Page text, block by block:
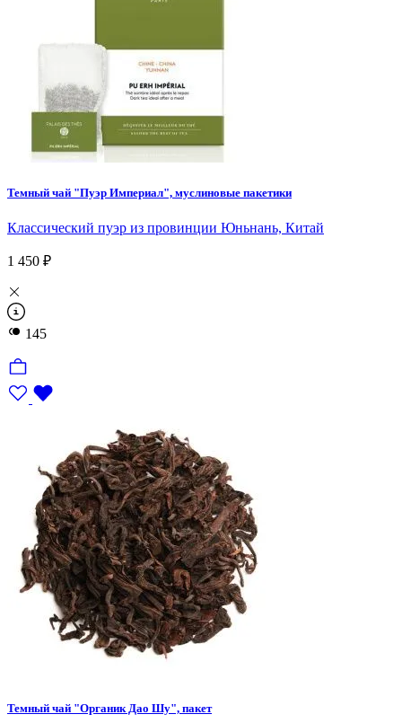
Темный чай "Пуэр Империал", муслиновые пакетики
Классический пуэр из провинции Юньнань, Китай
1 450 ₽
145
Темный чай "Органик Дао Шу", пакет